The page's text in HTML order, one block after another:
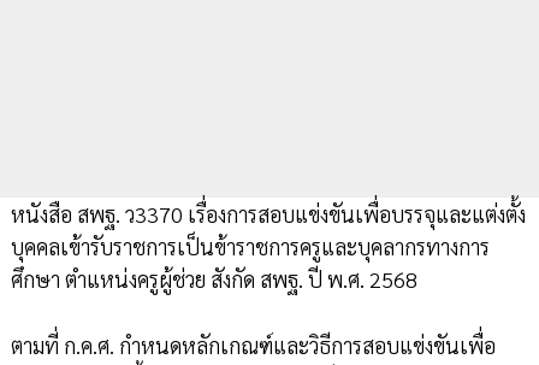
หนังสือ สพฐ. ว3370 เรื่องการสอบแข่งขันเพื่อบรรจุและแต่งตั้ง
บุคคลเข้ารับราชการเป็นข้าราชการครูและบุคลากรทางการ
ศึกษา ตำแหน่งครูผู้ช่วย สังกัด สพฐ. ปี พ.ศ. 2568
ตามที่ ก.ค.ศ. กำหนดหลักเกณฑ์และวิธีการสอบแข่งขันเพื่อ